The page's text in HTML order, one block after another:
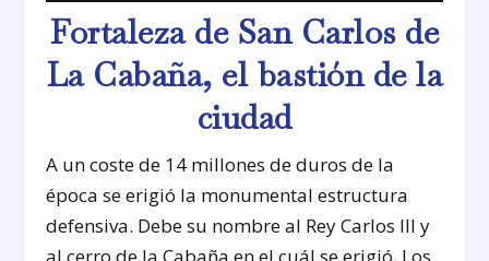
Fortaleza de San Carlos de
La Cabaña, el bastión de la
ciudad
A un coste de 14 millones de duros de la
época se erigió la monumental estructura
defensiva. Debe su nombre al Rey Carlos III y